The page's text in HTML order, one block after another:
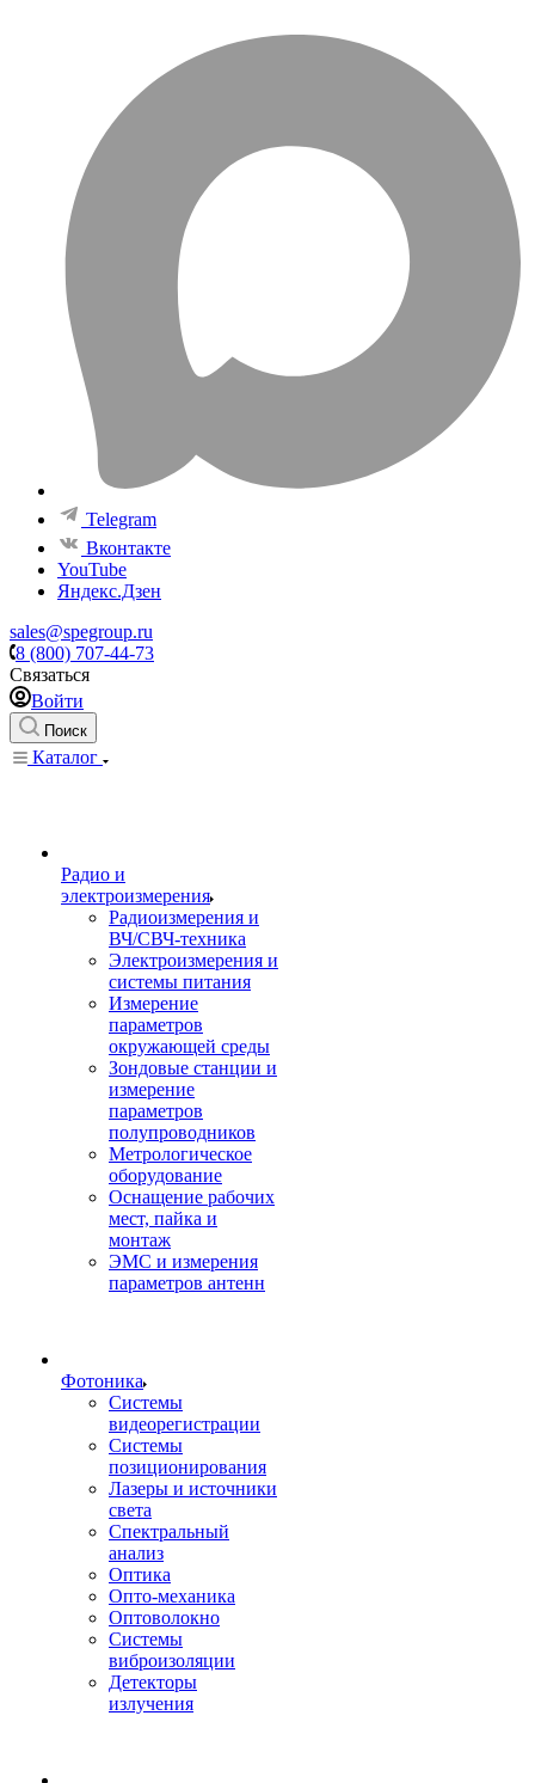
Telegram
Вконтакте
YouTube
Яндекс.Дзен
sales@spegroup.ru
8 (800) 707-44-73
Связаться
Войти
Поиск
Каталог
Радио и
электроизмерения
Радиоизмерения и
ВЧ/СВЧ-техника
Электроизмерения и
системы питания
Измерение
параметров
окружающей среды
Зондовые станции и
измерение
параметров
полупроводников
Метрологическое
оборудование
Оснащение рабочих
мест, пайка и
монтаж
ЭМС и измерения
параметров антенн
Фотоника
Cистемы
видеорегистрации
Системы
позиционирования
Лазеры и источники
света
Спектральный
анализ
Оптика
Опто-механика
Оптоволокно
Системы
виброизоляции
Детекторы
излучения